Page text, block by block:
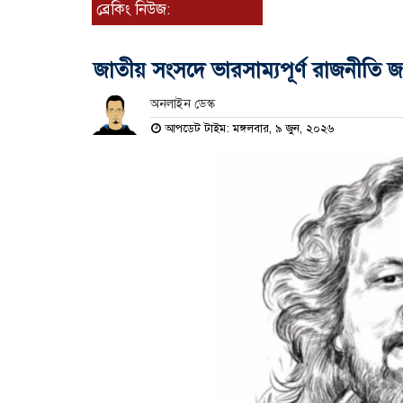
ব্রেকিং নিউজ:
জাতীয় সংসদে ভারসাম্যপূর্ণ রাজনীতি
অনলাইন ডেস্ক
আপডেট টাইম: মঙ্গলবার, ৯ জুন, ২০২৬